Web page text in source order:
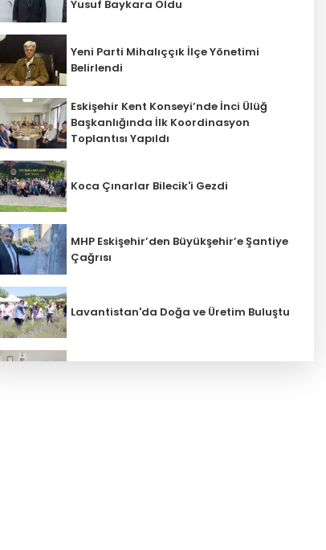
Yusuf Baykara Oldu
Yeni Parti Mihalıççık İlçe Yönetimi
Belirlendi
Eskişehir Kent Konseyi’nde İnci Ülüğ
Başkanlığında İlk Koordinasyon
Toplantısı Yapıldı
Koca Çınarlar Bilecik'i Gezdi
MHP Eskişehir’den Büyükşehir’e Şantiye
Çağrısı
Lavantistan'da Doğa ve Üretim Buluştu